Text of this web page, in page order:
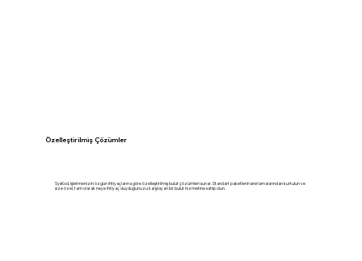
SysKod, işletmenizin özgün ihtiyaçlarına göre özelleştirilmiş bulut çözümleri sunar. Standart paketlerin sınırlamalarından kurtulun ve
size özel, tam olarak neye ihtiyaç duyduğunuzu karşılayan bir bulut hizmetine sahip olun.
Özelleştirilmiş Çözümler